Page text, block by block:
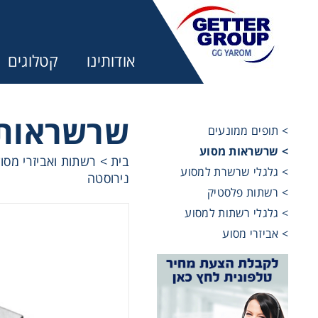
אודותינו קטלוגים
> תופים ממונעים
> שרשראות מסוע
> גלגלי שרשרת למסוע
> רשתות פלסטיק
> גלגלי רשתות למסוע
> אביזרי מסוע
בית> רשתות ואביזרי
נירוסטה
מיסבים